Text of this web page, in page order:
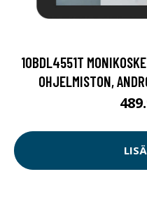
10BDL4551T
OHJELMISTON,